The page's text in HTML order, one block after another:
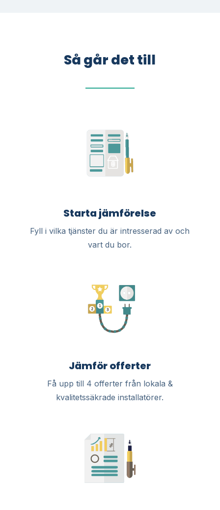
Så går det till
Starta jämförelse
Fyll i vilka tjänster du är intresserad av och
vart du bor.
Jämför offerter
Få upp till 4 offerter från lokala &
kvalitetssäkrade installatörer.